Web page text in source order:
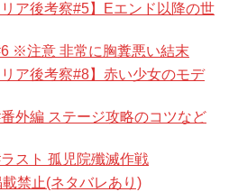
リア後考察#5】Eエンド以降の世
※注意 非常に胸糞悪い結末
ア後考察#8】赤い少女のモデ
外編 ステージ攻略のコツなど
スト 孤児院殲滅作戦
載禁止(ネタバレあり)